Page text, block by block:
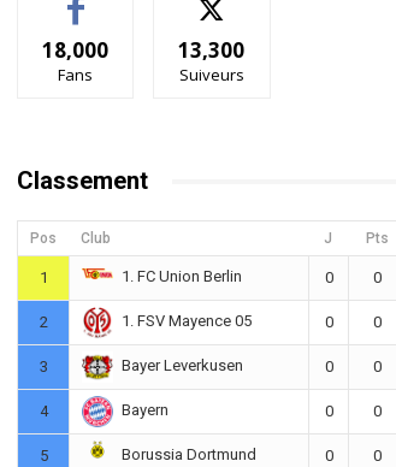
18,000
Fans
13,300
Suiveurs
Classement
Pos Club J Pts
1 1. FC Union Berlin 0 0
2 1. FSV Mayence 05 0 0
3 Bayer Leverkusen 0 0
4 Bayern 0 0
5 Borussia Dortmund 0 0